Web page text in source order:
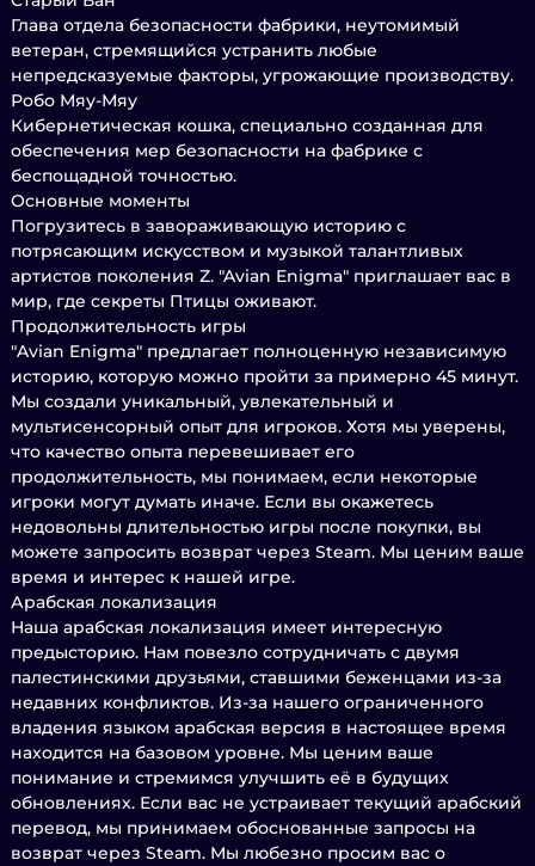
Глава отдела безопасности фабрики, неутомимый
ветеран, стремящийся устранить любые
непредсказуемые факторы, угрожающие производству.
Робо Мяу-Мяу
Кибернетическая кошка, специально созданная для
обеспечения мер безопасности на фабрике с
беспощадной точностью.
Основные моменты
Погрузитесь в завораживающую историю с
потрясающим искусством и музыкой талантливых
артистов поколения Z. "Avian Enigma" приглашает вас в
мир, где секреты Птицы оживают.
Продолжительность игры
"Avian Enigma" предлагает полноценную независимую
историю, которую можно пройти за примерно 45 минут.
Мы создали уникальный, увлекательный и
мультисенсорный опыт для игроков. Хотя мы уверены,
что качество опыта перевешивает его
продолжительность, мы понимаем, если некоторые
игроки могут думать иначе. Если вы окажетесь
недовольны длительностью игры после покупки, вы
можете запросить возврат через Steam. Мы ценим ваше
время и интерес к нашей игре.
Арабская локализация
Наша арабская локализация имеет интересную
предысторию. Нам повезло сотрудничать с двумя
палестинскими друзьями, ставшими беженцами из-за
недавних конфликтов. Из-за нашего ограниченного
владения языком арабская версия в настоящее время
находится на базовом уровне. Мы ценим ваше
понимание и стремимся улучшить её в будущих
обновлениях. Если вас не устраивает текущий арабский
перевод, мы принимаем обоснованные запросы на
возврат через Steam. Мы любезно просим вас о